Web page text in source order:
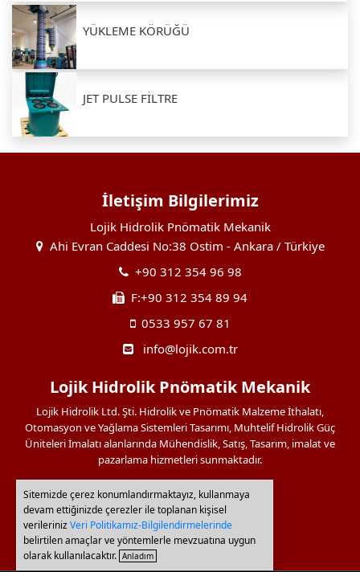
YÜKLEME KÖRÜĞÜ
JET PULSE FİLTRE
İletişim Bilgilerimiz
Lojik Hidrolik Pnömatik Mekanik
Ahi Evran Caddesi No:38 Ostim - Ankara / Türkiye
+90 312 354 96 98
F:+90 312 354 89 94
0533 957 67 81
info@lojik.com.tr
Lojik Hidrolik Pnömatik Mekanik
Lojik Hidrolik Ltd. Şti. Hidrolik ve Pnömatik Malzeme İthalatı,
Otomasyon ve Yağlama Sistemleri Tasarımı, Muhtelif Hidrolik Güç
Üniteleri İmalatı alanlarında Mühendislik, Satış, Tasarım, imalat ve
pazarlama hizmetleri sunmaktadır.
Bağlantılarımız
Sitemizde çerez konumlandırmaktayız, kullanmaya
devam ettiğinizde çerezler ile toplanan kişisel
verilerinizVeri Politikamız-Bilgilendirmelerinde
belirtilen amaçlar ve yöntemlerle mevzuatına uygun
olarak kullanılacaktır. Anladım